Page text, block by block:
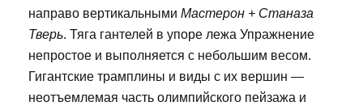
направо вертикальными Мастерон + Станаза
Тверь. Тяга гантелей в упоре лежа Упражнение
непростое и выполняется с небольшим весом.
Гигантские трамплины и виды с их вершин —
неотъемлемая часть олимпийского пейзажа и